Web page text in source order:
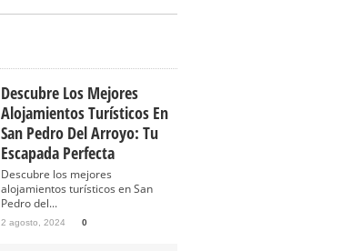
Descubre Los Mejores
Alojamientos Turísticos En
San Pedro Del Arroyo: Tu
Escapada Perfecta
Descubre los mejores
alojamientos turísticos en San
Pedro del...
2 agosto, 2024 0